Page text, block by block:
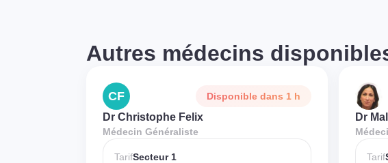
Autres médecins
CF Disponible dans 1 h
Dr Christophe Felix
Médecin Généraliste
TarifSecteur 1
Dr
Tarif